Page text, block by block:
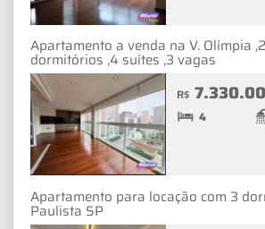
Apartamento a venda na V. Olímpia
dormitórios ,4 suítes ,3 vagas
R$
4
Apartamento para locação com 3
Paulista SP